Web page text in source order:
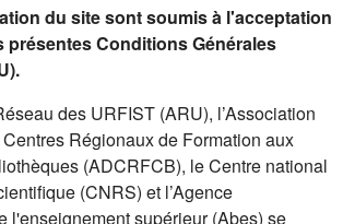
du site sont soumis à l'acceptation
présentes Conditions Générales
des URFIST (ARU), l’Association
Régionaux de Formation aux
(ADCRFCB), le Centre national
(CNRS) et l’Agence
l'enseignement supérieur (Abes) se